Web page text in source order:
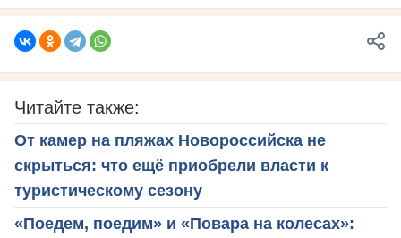
Читайте также:
От камер на пляжах Новороссийска не
скрыться: что ещё приобрели власти к
туристическому сезону
«Поедем, поедим» и «Повара на колесах»: